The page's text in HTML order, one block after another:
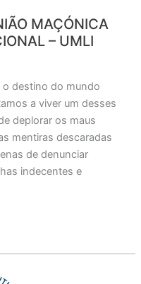
MAÇÓNICA
– UMLI
destino do mundo
a viver um desses
deplorar os maus
mentiras descaradas
de denunciar
indecentes e